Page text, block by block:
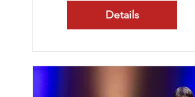
Details